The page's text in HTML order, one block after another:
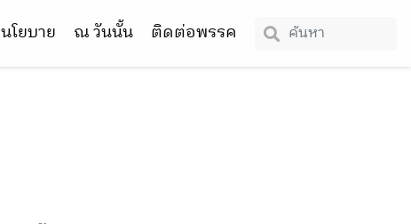
นโยบาย ณ วันนั้น ติดต่อพรรค